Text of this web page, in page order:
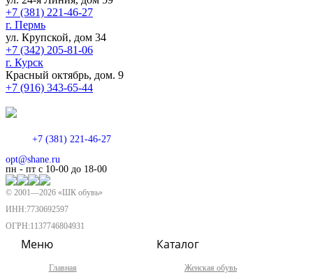
+7 (381) 221-46-27
г. Пермь
ул. Крупской, дом 34
+7 (342) 205-81-06
г. Курск
Красный октябрь, дом. 9
+7 (916) 343-65-44
+7 (381) 221-46-27
opt@shane.ru
пн - пт с 10-00 до 18-00
© 2001—2026 «ШК обувь»
ИНН:7730692597
ОГРН:1137746804931
Меню
Главная
Каталог
Женская обувь